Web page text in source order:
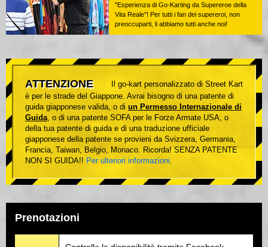
"Esperienza di Go-Karting da Supereroe della
Vita Reale"! Per tutti i fan dei supereroi, non
preoccuparti, li abbiamo tutti anche noi!
ATTENZIONE
Il go-kart personalizzato di Street Kart
è per le strade del Giappone. Avrai bisogno di una patente di
guida giapponese valida, o di un Permesso Internazionale di
Guida, o di una patente SOFA per le Forze Armate USA, o
della tua patente di guida e di una traduzione ufficiale
giapponese della patente se provieni da Svizzera, Germania,
Francia, Taiwan, Belgio, Monaco. Ricorda! SENZA PATENTE
NON SI GUIDA!! Per ulteriori informazioni.
Prenotazioni